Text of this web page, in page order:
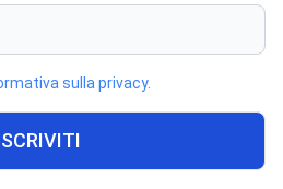
sulla privacy.